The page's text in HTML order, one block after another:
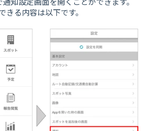
きる内容は以下です。